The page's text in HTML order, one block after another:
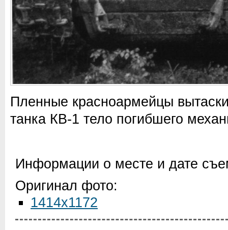
Пленные красноармейцы
танка КВ-1 тело погибшего
Информации о месте и дате
Оригинал фото:
1414x1172